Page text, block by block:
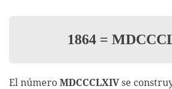
1864 =
El número MDCCCLXIVse